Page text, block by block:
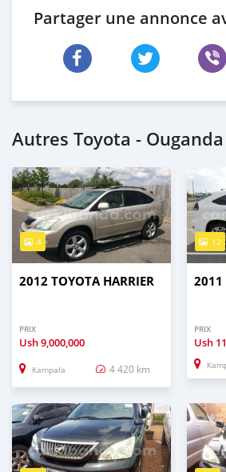
Partager une annonce
Autres Toyota - Ouganda
4
2012 TOYOTA HARRIER
PRIX
Ush9,000,000
Kampala 4 420 km
12
2011
PRIX
Ush